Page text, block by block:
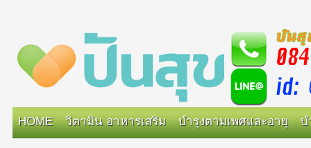
HOME วิตามิน อาหารเสริม บำรุงตามเพศและอายุ บ